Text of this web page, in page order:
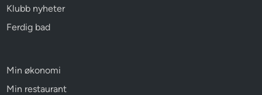
Klubb nyheter
Ferdig bad
Min økonomi
Min restaurant